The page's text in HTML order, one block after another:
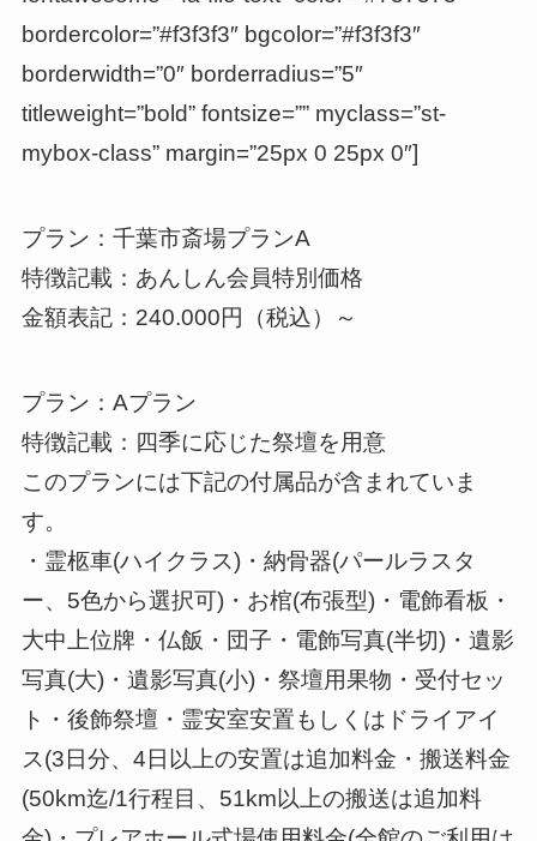
bordercolor=”#f3f3f3″ bgcolor=”#f3f3f3″
borderwidth=”0″ borderradius=”5″
titleweight=”bold” fontsize=”” myclass=”st-
mybox-class” margin=”25px 0 25px 0″]
プラン：千葉市斎場プランA
特徴記載：あんしん会員特別価格
金額表記：240.000円（税込）～
プラン：Aプラン
特徴記載：四季に応じた祭壇を用意
このプランには下記の付属品が含まれていま
す。
・霊柩車(ハイクラス)・納骨器(パールラスタ
ー、5色から選択可)・お棺(布張型)・電飾看板・
大中上位牌・仏飯・団子・電飾写真(半切)・遺影
写真(大)・遺影写真(小)・祭壇用果物・受付セッ
ト・後飾祭壇・霊安室安置もしくはドライアイ
ス(3日分、4日以上の安置は追加料金・搬送料金
(50km迄/1行程目、51km以上の搬送は追加料